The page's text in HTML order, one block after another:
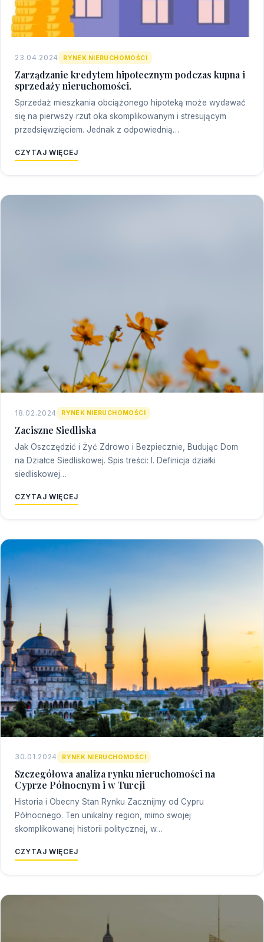
23.04.2024 RYNEK NIERUCHOMOŚCI
Zarządzanie kredytem hipotecznym podczas kupna i
sprzedaży nieruchomości.
Sprzedaż mieszkania obciążonego hipoteką może wydawać
się na pierwszy rzut oka skomplikowanym i stresującym
przedsięwzięciem. Jednak z odpowiednią…
CZYTAJ WIĘCEJ
18.02.2024 RYNEK NIERUCHOMOŚCI
Zaciszne Siedliska
Jak Oszczędzić i Żyć Zdrowo i Bezpiecznie, Budując Dom
na Działce Siedliskowej. Spis treści: I. Definicja działki
siedliskowej…
CZYTAJ WIĘCEJ
30.01.2024 RYNEK NIERUCHOMOŚCI
Szczegółowa analiza rynku nieruchomości na
Cyprze Północnym i w Turcji
Historia i Obecny Stan Rynku Zacznijmy od Cypru
Północnego. Ten unikalny region, mimo swojej
skomplikowanej historii politycznej, w…
CZYTAJ WIĘCEJ